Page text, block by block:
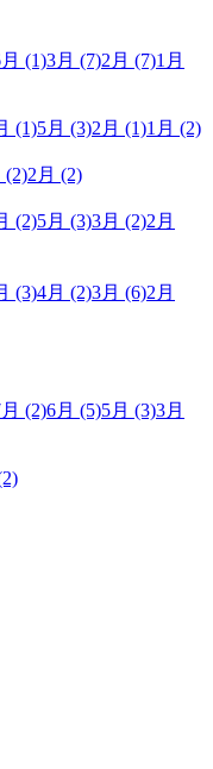
(1)3月 (7)2月 (7)1月
(1)5月 (3)2月 (1)1月 (2)
(2)2月 (2)
(2)5月 (3)3月 (2)2月
(3)4月 (2)3月 (6)2月
(2)6月 (5)5月 (3)3月